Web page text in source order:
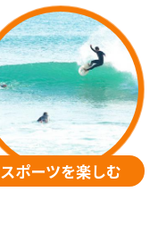
スポーツを楽しむ